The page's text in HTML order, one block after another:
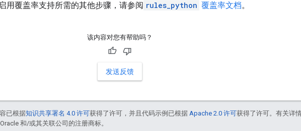
用覆盖率支持所需的其他步骤，请参阅 rules_python 覆盖率文档。
该内容对您有帮助吗？
发送反馈
已根据知识共享署名 4.0 许可获得了许可，并且代码示例已根据 Apache 2.0 许可获得了许可。有关详
和/或其关联公司的注册商标。